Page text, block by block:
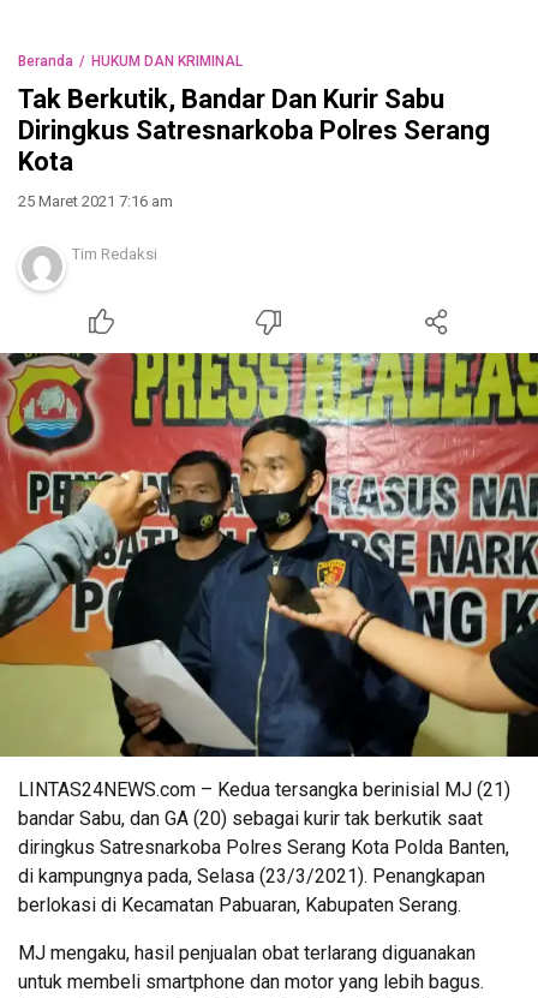
Beranda HUKUM DAN KRIMINAL
Tak Berkutik, Bandar Dan Kurir Sabu
Diringkus Satresnarkoba Polres Serang
Kota
25 Maret 2021 7:16 am
Tim Redaksi
LINTAS24NEWS.com – Kedua tersangka berinisial MJ (21)
bandar Sabu, dan GA (20) sebagai kurir tak berkutik saat
diringkus Satresnarkoba Polres Serang Kota Polda Banten,
di kampungnya pada, Selasa (23/3/2021). Penangkapan
berlokasi di Kecamatan Pabuaran, Kabupaten Serang.
MJ mengaku, hasil penjualan obat terlarang diguanakan
untuk membeli smartphone dan motor yang lebih bagus.